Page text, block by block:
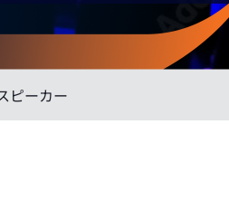
ピーカー